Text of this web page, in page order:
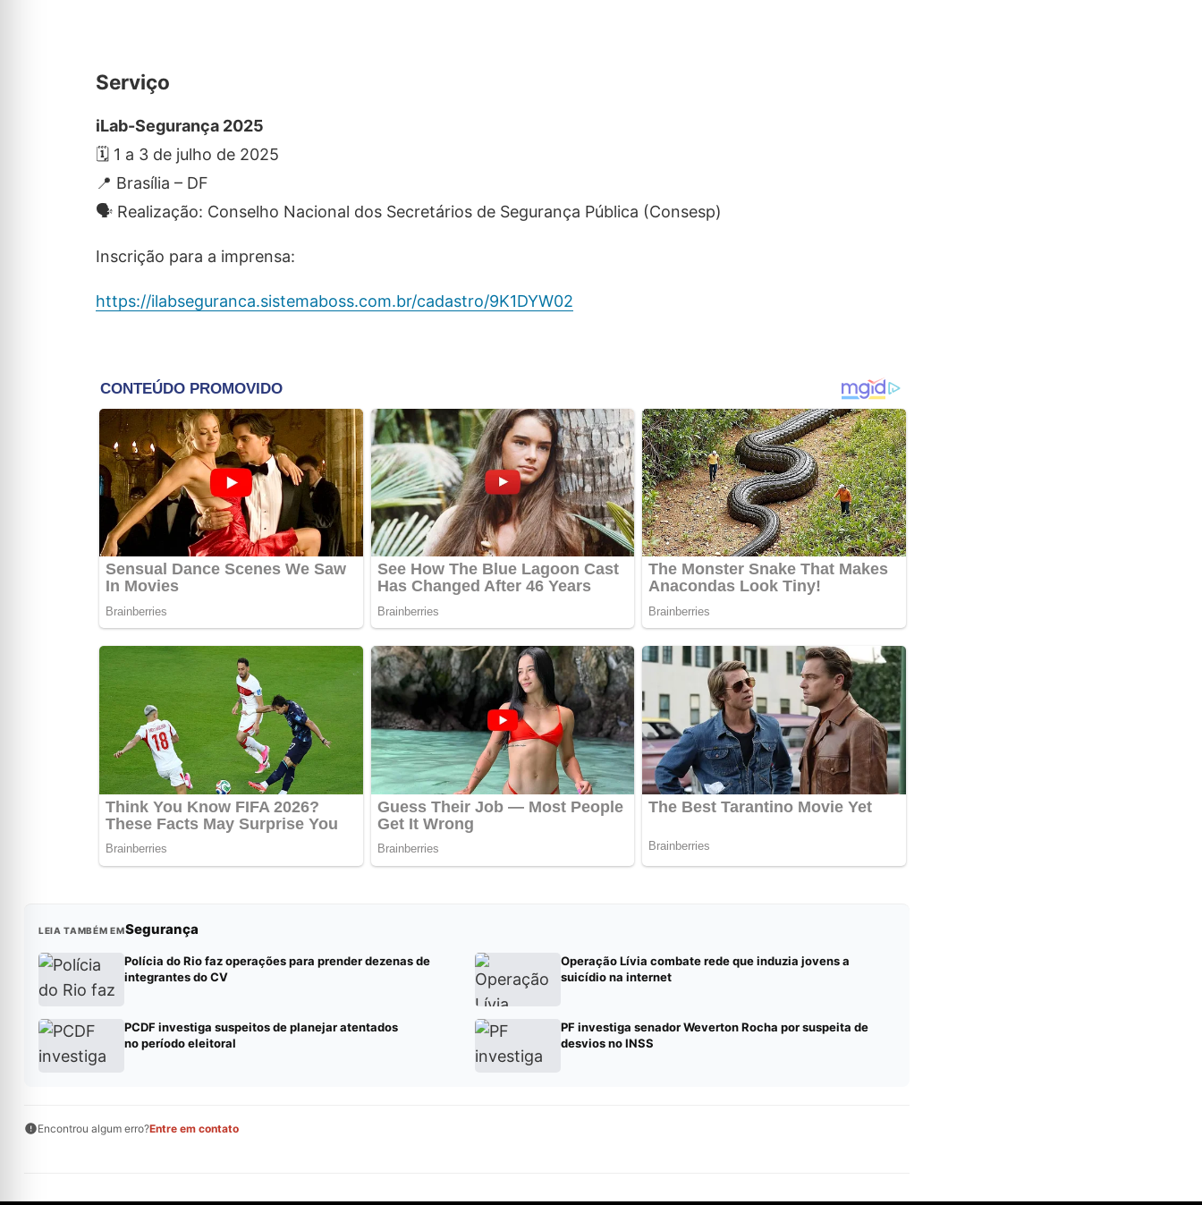
Serviço
iLab-Segurança 2025
🗓️ 1 a 3 de julho de 2025
📍 Brasília – DF
🗣️ Realização: Conselho Nacional dos Secretários de Segurança Pública (Consesp)
Inscrição para a imprensa:
https://ilabseguranca.sistemaboss.com.br/cadastro/9K1DYW02
LEIA TAMBÉM EMSegurança
Polícia do Rio faz operações para prender dezenas de
integrantes do CV
Operação Lívia combate rede que induzia jovens a
suicídio na internet
PCDF investiga suspeitos de planejar atentados
no período eleitoral
PF investiga senador Weverton Rocha por suspeita de
desvios no INSS
Encontrou algum erro?Entre em contato